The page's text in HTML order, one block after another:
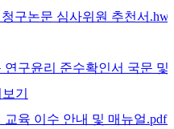
구논문 심사위원 추천서
연구윤리 준수확인서 국문 및
기
교육 이수 안내 및 매뉴얼.pdf